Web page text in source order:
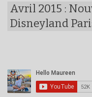
Avril 2015 :
Disneyland